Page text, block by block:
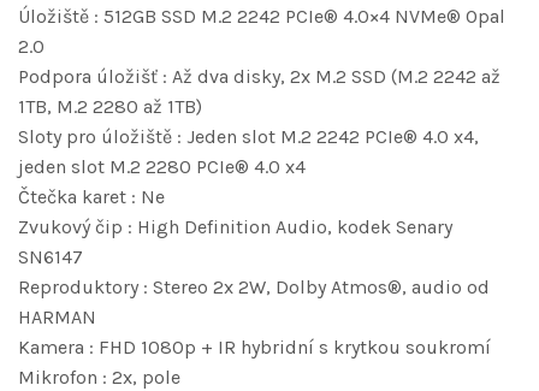
Úložiště : 512GB SSD M.2 2242 PCIe® 4.0×4 NVMe® Opal
2.0
Podpora úložišť : Až dva disky, 2x M.2 SSD (M.2 2242 až
1TB, M.2 2280 až 1TB)
Sloty pro úložiště : Jeden slot M.2 2242 PCIe® 4.0 x4,
jeden slot M.2 2280 PCIe® 4.0 x4
Čtečka karet : Ne
Zvukový čip : High Definition Audio, kodek Senary
SN6147
Reproduktory : Stereo 2x 2W, Dolby Atmos®, audio od
HARMAN
Kamera : FHD 1080p + IR hybridní s krytkou soukromí
Mikrofon : 2x, pole